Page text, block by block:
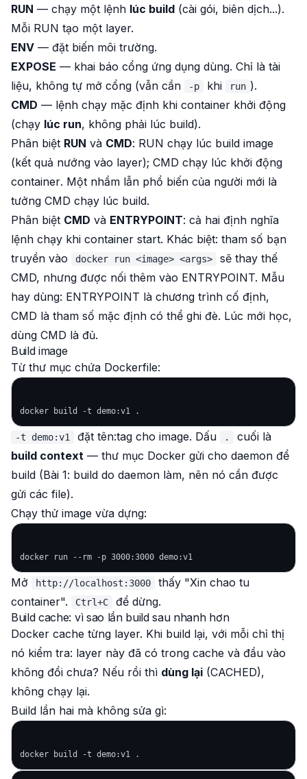
RUN — chạy một lệnh lúc build (cài gói, biên dịch...).
Mỗi RUN tạo một layer.
ENV — đặt biến môi trường.
EXPOSE — khai báo cổng ứng dụng dùng. Chỉ là tài
liệu, không tự mở cổng (vẫn cần
-p khi run ).
CMD — lệnh chạy mặc định khi container khởi động
(chạy lúc run, không phải lúc build).
Phân biệt RUN và CMD: RUN chạy lúc build image
(kết quả nướng vào layer); CMD chạy lúc khởi động
container. Một nhầm lẫn phổ biến của người mới là
tưởng CMD chạy lúc build.
Phân biệt CMD và ENTRYPOINT: cả hai định nghĩa
lệnh chạy khi container start. Khác biệt: tham số bạn
truyền vào
docker run <image> <args> sẽ thay thế
CMD, nhưng được nối thêm vào ENTRYPOINT. Mẫu
hay dùng: ENTRYPOINT là chương trình cố định,
CMD là tham số mặc định có thể ghi đè. Lúc mới học,
dùng CMD là đủ.
Build image
Từ thư mục chứa Dockerfile:
-t demo:v1 đặt tên:tag cho image. Dấu .
cuối là
build context — thư mục Docker gửi cho daemon để
build (Bài 1: build do daemon làm, nên nó cần được
gửi các file).
Chạy thử image vừa dựng:
Mở http://localhost:3000
thấy "Xin chao tu
container".
Ctrl+C
để dừng.
Build cache: vì sao lần build sau nhanh hơn
Docker cache từng layer. Khi build lại, với mỗi chỉ thị
nó kiểm tra: layer này đã có trong cache và đầu vào
không đổi chưa? Nếu rồi thì dùng lại (CACHED),
không chạy lại.
Build lần hai mà không sửa gì: